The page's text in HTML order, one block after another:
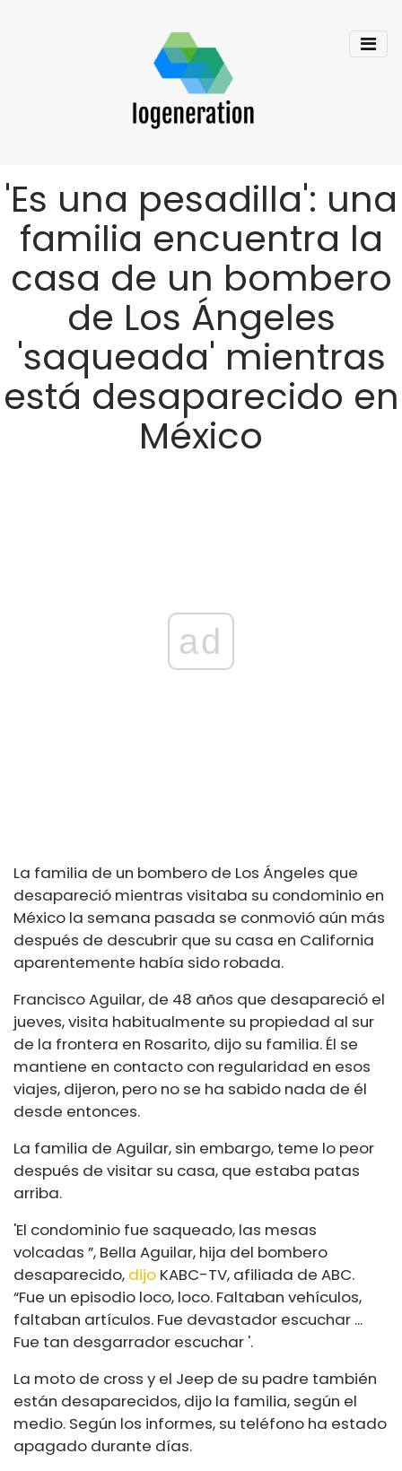
'Es una pesadilla': una
familia encuentra la
casa de un bombero
de Los Ángeles
'saqueada' mientras
está desaparecido en
México
ad
La familia de un bombero de Los Ángeles que
desapareció mientras visitaba su condominio en
México la semana pasada se conmovió aún más
después de descubrir que su casa en California
aparentemente había sido robada.
Francisco Aguilar, de 48 años que desapareció el
jueves, visita habitualmente su propiedad al sur
de la frontera en Rosarito, dijo su familia. Él se
mantiene en contacto con regularidad en esos
viajes, dijeron, pero no se ha sabido nada de él
desde entonces.
La familia de Aguilar, sin embargo, teme lo peor
después de visitar su casa, que estaba patas
arriba.
'El condominio fue saqueado, las mesas
volcadas ”, Bella Aguilar, hija del bombero
desaparecido, dijo KABC-TV, afiliada de ABC.
“Fue un episodio loco, loco. Faltaban vehículos,
faltaban artículos. Fue devastador escuchar ...
Fue tan desgarrador escuchar '.
La moto de cross y el Jeep de su padre también
están desaparecidos, dijo la familia, según el
medio. Según los informes, su teléfono ha estado
apagado durante días.